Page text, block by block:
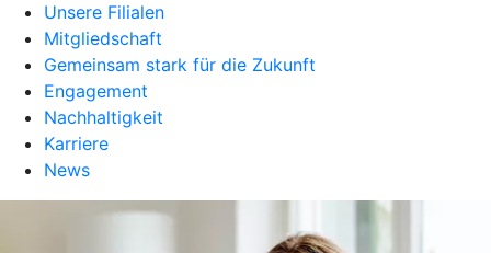
Unsere Filialen
Mitgliedschaft
Gemeinsam stark für die Zukunft
Engagement
Nachhaltigkeit
Karriere
News